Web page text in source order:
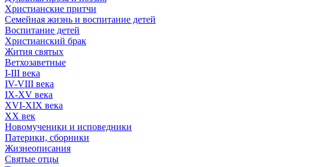
Христианские притчи
Семейная жизнь и воспитание детей
Воспитание детей
Христианский брак
Жития святых
Ветхозаветные
I-III века
IV-VIII века
IX-XV века
XVI-XIX века
XX век
Новомученики и исповедники
Патерики, сборники
Жизнеописания
Святые отцы